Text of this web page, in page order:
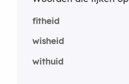
fitheid
wisheid
withuid